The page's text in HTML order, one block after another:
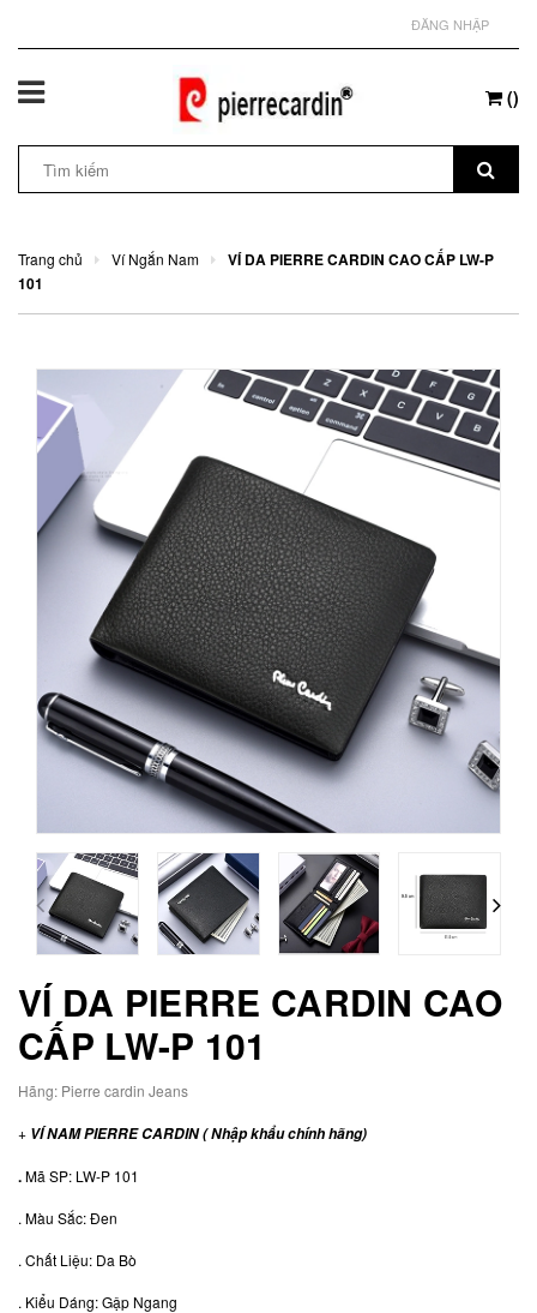
ĐĂNG NHẬP
()
Trang chủ Ví Ngắn Nam
VÍ DA PIERRE CARDIN CAO CẤP LW-P
101
VÍ DA PIERRE CARDIN CAO
CẤP LW-P 101
Hãng: Pierre cardin Jeans
+ VÍ NAM PIERRE CARDIN ( Nhập khẩu chính hãng)
.Mã SP: LW-P 101
. Màu Sắc: Đen
. Chất Liệu: Da Bò
. Kiểu Dáng: Gập Ngang